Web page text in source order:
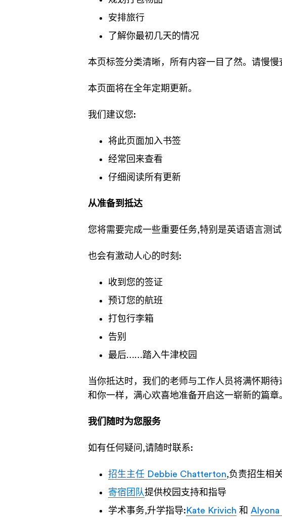
安排旅行
了解你最初几天的情况
本页标签分类清晰，所有内容一目了然。请慢
本页面将在全年定期更新。
我们建议您:
将此页面加入书签
经常回来查看
仔细阅读所有更新
从准备到抵达
您将需要完成一些重要任务,特别是英语语言测
也会有激动人心的时刻:
收到您的签证
预订您的航班
打包行李箱
告别
最后……踏入牛津校园
当你抵达时，我们的老师与工作人员将满怀期
和你一样，满心欢喜地准备开启这一崭新的篇章
我们随时为您服务
如有任何疑问,请随时联系:
招生主任 Debbie Chatterton,负责招生相
寄宿团队提供校园支持和指导
学术事务,升学指导: Kate Krivich 和 Alyona